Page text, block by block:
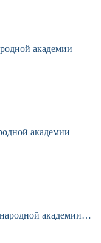
академии
академии
академии…